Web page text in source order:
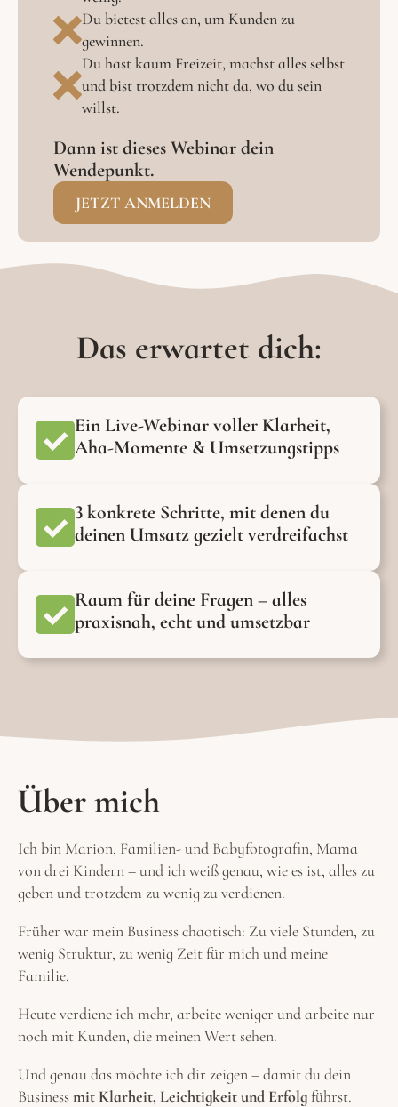
Du bietest alles an, um Kunden zu
gewinnen.
Du hast kaum Freizeit, machst alles selbst
und bist trotzdem nicht da, wo du sein
willst.
Dann ist dieses Webinar dein
Wendepunkt.
JETZT ANMELDEN
Das erwartet dich:
Ein Live-Webinar voller Klarheit,
Aha-Momente & Umsetzungstipps
3 konkrete Schritte, mit denen du
deinen Umsatz gezielt verdreifachst
Raum für deine Fragen – alles
praxisnah, echt und umsetzbar
Über mich
Ich bin Marion, Familien- und Babyfotografin, Mama
von drei Kindern – und ich weiß genau, wie es ist, alles zu
geben und trotzdem zu wenig zu verdienen.
Früher war mein Business chaotisch: Zu viele Stunden, zu
wenig Struktur, zu wenig Zeit für mich und meine
Familie.
Heute verdiene ich mehr, arbeite weniger und arbeite nur
noch mit Kunden, die meinen Wert sehen.
Und genau das möchte ich dir zeigen – damit du dein
Businessmit Klarheit, Leichtigkeit und Erfolgführst.